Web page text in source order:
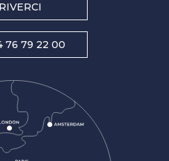
76 79 22 00